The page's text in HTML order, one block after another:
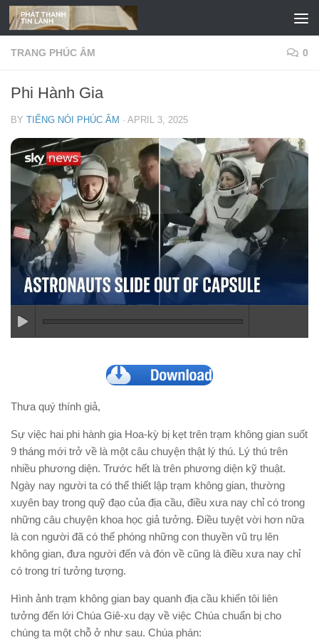
Skip to content
TRANG PHÚC ÂM 0
Phi Hành Gia
BY TIẾNG NÓI PHÚC ÂM · APRIL 3, 2025
Thưa quý thính giả,
Sự việc hai phi hành gia Hoa-kỳ bị kẹt trên trạm không gian suốt
9 tháng mới trở về là một câu chuyện thật lý thú. Lý thú trên
nhiều phương diện. Trước hết là trên phương diện kỹ thuật.
Ngày nay người ta có thể thiết lập trạm không gian, thường
xuyên bay trong quỹ đạo của địa cầu, điều xưa nay chỉ có trong
những câu chuyện khoa học giả tưởng. Điều tuyệt vời hơn nữa
là con người đã có thể phóng những con thuyền vũ trụ lên
không gian, đưa người đến và đón về cũng là điều xưa nay chỉ
có trong trí tưởng tượng.
Hình ảnh trạm không gian bay quanh địa cầu khiến tôi liên
tưởng đến lới Chúa Giê-xu dạy về việc Chúa chuẩn bị cho
chúng ta một chỗ ở như sau. Chúa phán: